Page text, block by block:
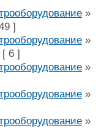
»
]
»
[ 6 ]
»
»
»